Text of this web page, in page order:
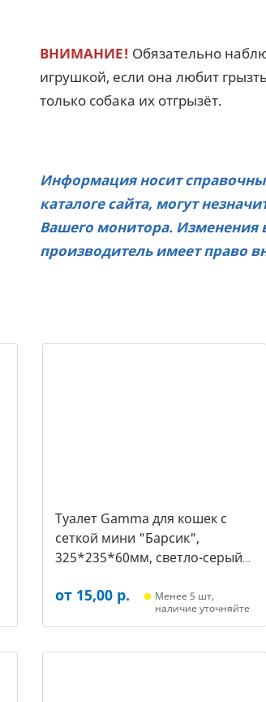
ВНИМАНИЕ! Обязательно
игрушкой, если она любит
только собака их отгрызёт.
Информация носит
каталоге сайта, могут
Вашего монитора. Изменения
производитель имеет право
Туалет Gamma для кошек c
сеткой мини "Барсик",
325*235*60мм, светло-серый
от 15,00 р.
Менее 5 шт,
наличие уточняйте